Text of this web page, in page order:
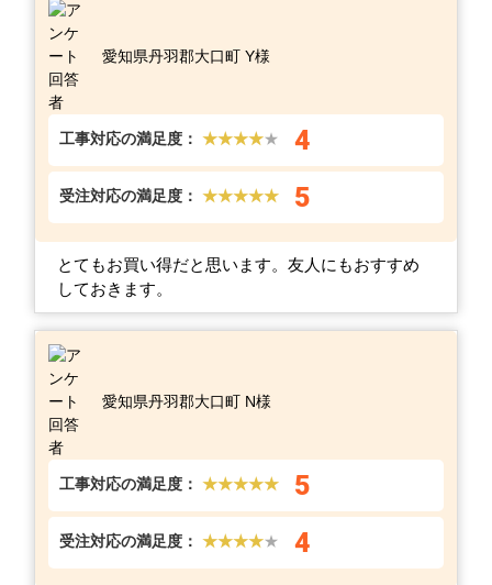
愛知県丹羽郡大口町 Y様
工事対応の満足度： ★★★★★ 4
受注対応の満足度： ★★★★★ 5
とてもお買い得だと思います。友人にもおすすめ
しておきます。
愛知県丹羽郡大口町 N様
工事対応の満足度： ★★★★★ 5
受注対応の満足度： ★★★★★ 4